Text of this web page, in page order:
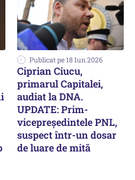
Publicat pe 18 Iun 2026
Ciprian Ciucu,
primarul Capitalei,
audiat la DNA.
UPDATE: Prim-
vicepreședintele PNL,
suspect într-un dosar
de luare de mită